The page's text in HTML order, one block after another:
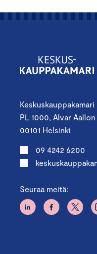
Keskuskauppakamari
PL 1000, Alvar
00101 Helsinki
09 4242 6200
Seuraa meitä: